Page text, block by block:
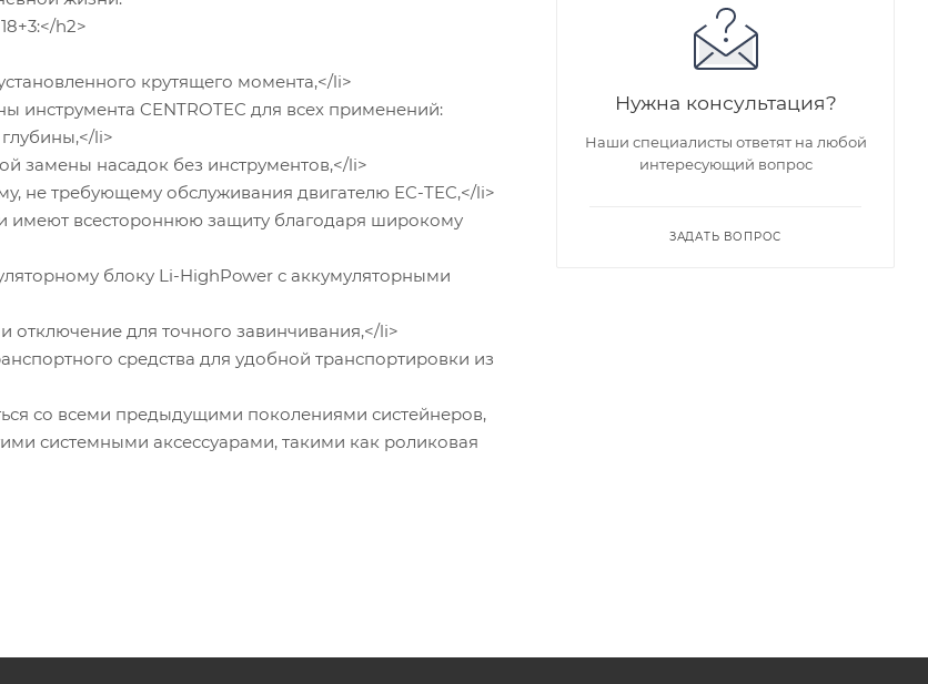
h2>
крутящего момента,</li>
CENTROTEC для всех применений:
li>
замены насадок без инструментов,</li>
требующему обслуживания двигателю EC-TEC,</li>
имеют всестороннюю защиту благодаря широкому
блоку Li-HighPower с аккумуляторными
отключение для точного завинчивания,</li>
средства для удобной транспортировки из
со всеми предыдущими поколениями систейнеров,
системными аксессуарами, такими как роликовая
Нужна консультация?
Наши специалисты ответят на любой
интересующий вопрос
ЗАДАТЬ ВОПРОС